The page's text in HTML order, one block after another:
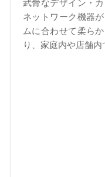
武骨なデザイン・
ネットワーク機器
ムに合わせて柔ら
り、家庭内や店舗内